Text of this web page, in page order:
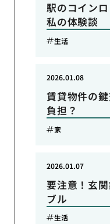
駅のコイン
私の体験談
生活
賃貸物件の
負担？
2026.01.08
家
要注意！玄
ブル
2026.01.07
生活